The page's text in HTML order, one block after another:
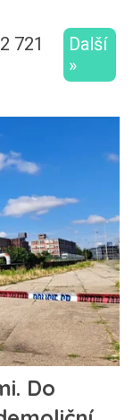
2 721
Další
»